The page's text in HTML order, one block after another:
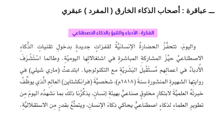
ـــ عباقرة : أصحاب الذكاء الخارق ( المفرد ) عبقري